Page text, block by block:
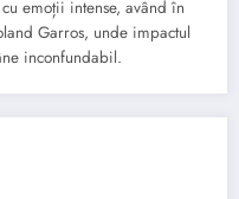
emoții intense, având în
Garros, unde impactul
inconfundabil.